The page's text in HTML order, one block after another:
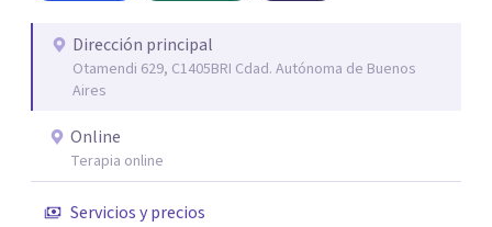
quien consulta.
Dirección principal
Otamendi 629, C1405BRI Cdad. Autónoma de Buenos
Aires
Online
Terapia online
Servicios y precios